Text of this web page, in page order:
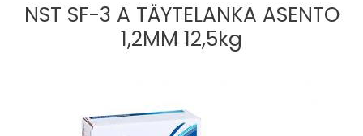
NST SF-3 A TÄYTELANKA ASENTO
1,2MM 12,5kg